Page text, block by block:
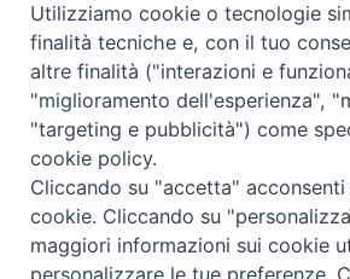
UTILITY
News
Altri articoli
Notizie nazionali
Download
Amministrazione Trasparente
Utilizziamo cookie o tecnologie
finalità tecniche e, con il tuo
altre finalità ("interazioni e
"miglioramento dell'esperienza",
"targeting e pubblicità") come
cookie policy.
Cliccando su "accetta"
cookie. Cliccando su
maggiori informazioni sui cookie